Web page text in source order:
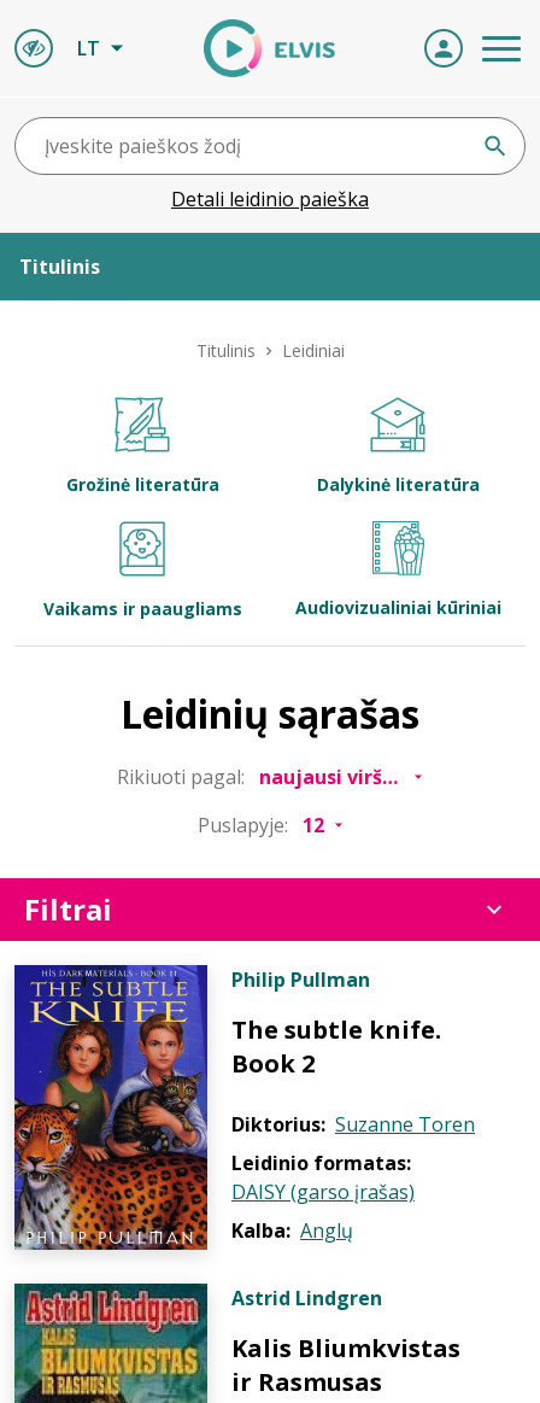
LT
Detali leidinio paieška
Titulinis
Bibliotekoms
Titulinis Leidiniai
Grožinė literatūra Dalykinė literatūra
Vaikams ir paaugliams Audiovizualiniai kūriniai
Leidinių sąrašas
Rikiuoti pagal:
Puslapyje:
Filtrai
Philip Pullman
The subtle knife.
Book 2
Diktorius: Suzanne Toren
Leidinio formatas:
DAISY (garso įrašas)
Kalba: Anglų
Astrid Lindgren
Kalis Bliumkvistas
ir Rasmusas